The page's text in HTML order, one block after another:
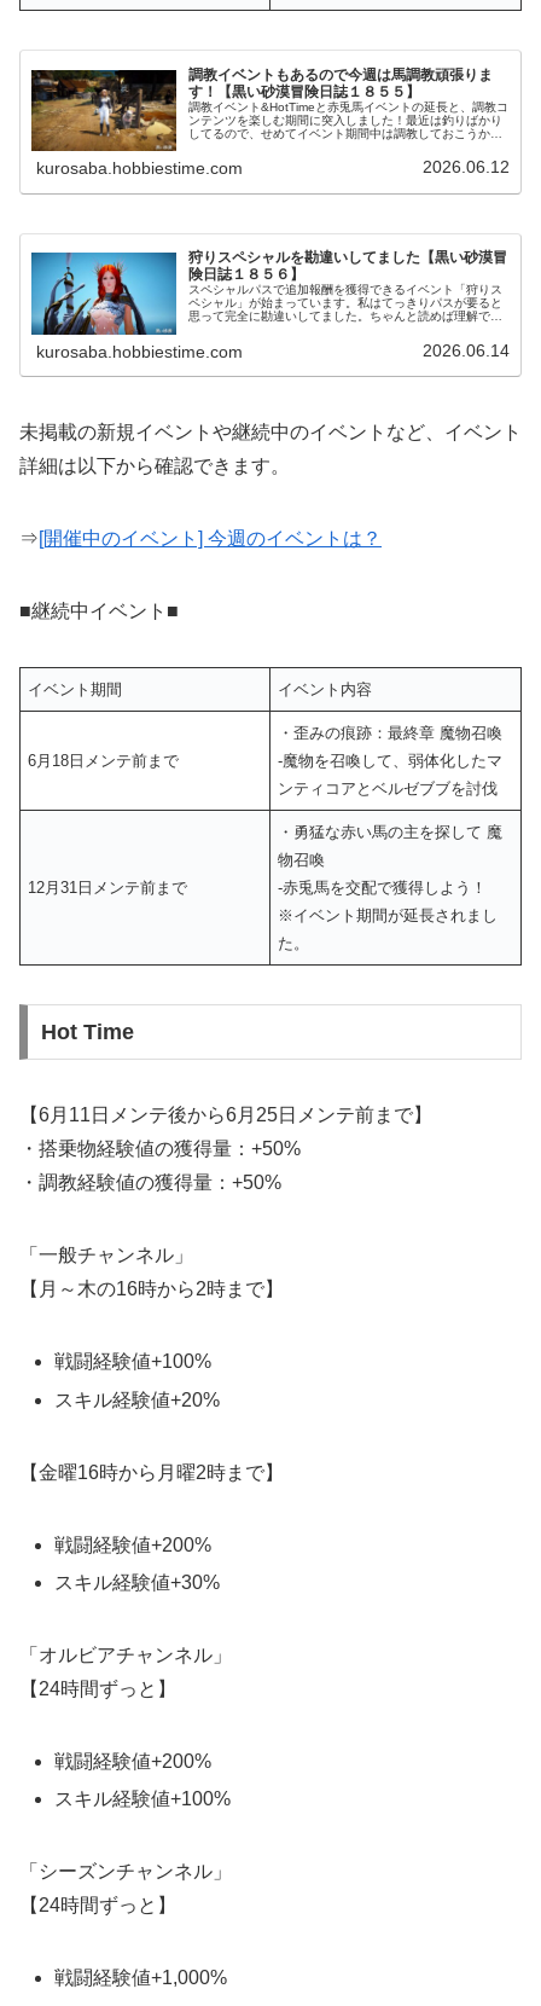
調教イベントもあるので今週は馬調教頑張りま
す！【黒い砂漠冒険日誌１８５５】
調教イベント&HotTimeと赤兎馬イベントの延長と、調教コ
ンテンツを楽しむ期間に突入しました！最近は釣りばかり
してるので、せめてイベント期間中は調教しておこうかな
kurosaba.hobbiestime.com 2026.06.12
狩りスペシャルを勘違いしてました【黒い砂漠冒
険日誌１８５６】
スペシャルパスで追加報酬を獲得できるイベント「狩りス
ペシャル」が始まっています。私はてっきりパスが要ると
思って完全に勘違いしてました。ちゃんと読めば理解でき
kurosaba.hobbiestime.com 2026.06.14
未掲載の新規イベントや継続中のイベントなど、イベント
詳細は以下から確認できます。
⇒[開催中のイベント] 今週のイベントは？
■継続中イベント■
イベント期間 イベント内容
6月18日メンテ前まで
・歪みの痕跡：最終章 魔物召喚
‐魔物を召喚して、弱体化したマ
ンティコアとベルゼブブを討伐
12月31日メンテ前まで
・勇猛な赤い馬の主を探して 魔
物召喚
‐赤兎馬を交配で獲得しよう！
※イベント期間が延長されまし
た。
Hot Time
【6月11日メンテ後から6月25日メンテ前まで】
・搭乗物経験値の獲得量：+50%
・調教経験値の獲得量：+50%
「一般チャンネル」
【月～木の16時から2時まで】
戦闘経験値+100%
スキル経験値+20%
【金曜16時から月曜2時まで】
戦闘経験値+200%
スキル経験値+30%
「オルビアチャンネル」
【24時間ずっと】
戦闘経験値+200%
スキル経験値+100%
「シーズンチャンネル」
【24時間ずっと】
戦闘経験値+1,000%